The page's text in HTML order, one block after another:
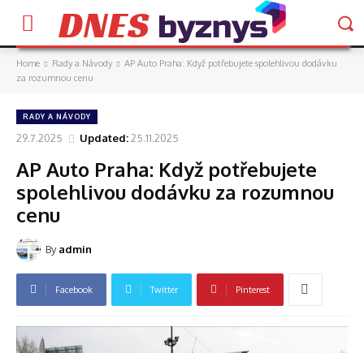
DNES
Home Rady a Návody
AP Auto Praha: Když potřebujete spolehlivou dodávku
za rozumnou cenu
RADY A NÁVODY
29.7.2025 Updated:25.11.2025
AP Auto Praha: Když potřebujete
spolehlivou dodávku za rozumnou
cenu
By admin
Facebook Twitter Pinterest